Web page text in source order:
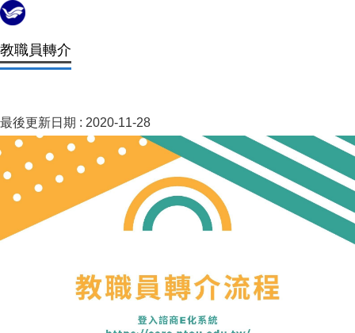
教職員轉介
最後更新日期 : 2020-11-28